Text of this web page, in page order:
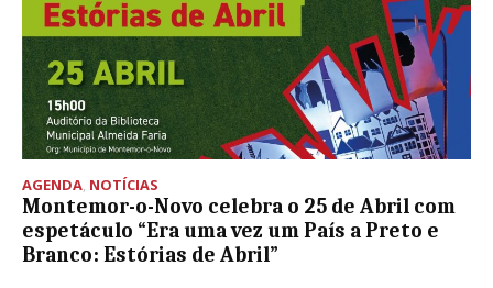
AGENDA, NOTÍCIAS
Montemor-o-Novo celebra o 25 de Abril com
espetáculo “Era uma vez um País a Preto e
Branco: Estórias de Abril”